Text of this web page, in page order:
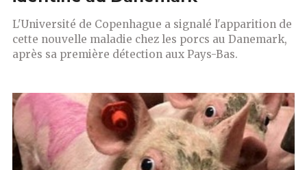
L'Université de Copenhague a signalé l'apparition de
cette nouvelle maladie chez les porcs au Danemark,
après sa première détection aux Pays-Bas.